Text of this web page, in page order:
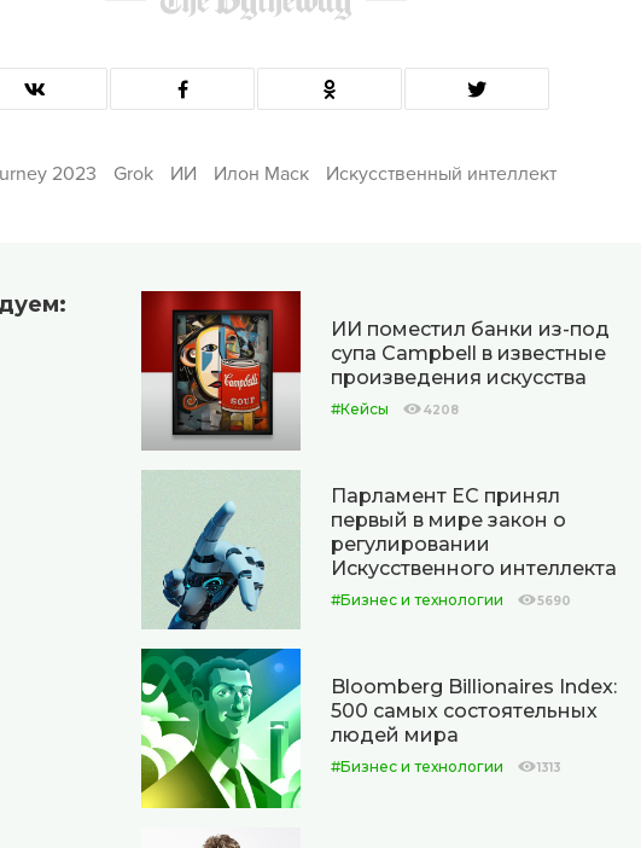
2023 Grok ИИ Илон Маск Искусственный интеллект
ИИ поместил банки из-под
супа Campbell в известные
произведения искусства
#Кейсы 4208
Парламент ЕС принял
первый в мире закон о
регулировании
Искусственного интеллекта
#Бизнес и технологии 5690
Bloomberg Billionaires Index:
500 самых состоятельных
людей мира
#Бизнес и технологии 1313